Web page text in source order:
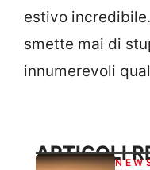
estivo
smette mai di
innumerevoli
ARTICOLI